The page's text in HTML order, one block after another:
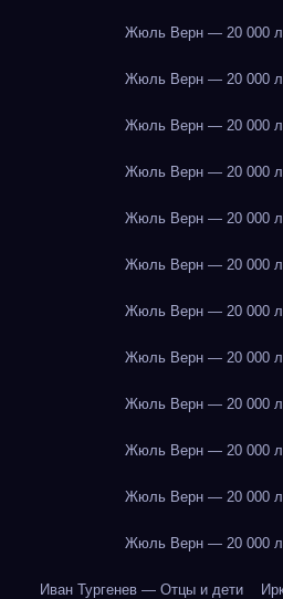
Жюль Верн — 20 000
Жюль Верн — 20 000
Жюль Верн — 20 000
Жюль Верн — 20 000
Жюль Верн — 20 000
Жюль Верн — 20 000
Жюль Верн — 20 000
Жюль Верн — 20 000
Жюль Верн — 20 000
Жюль Верн — 20 000
Жюль Верн — 20 000
Жюль Верн — 20 000
Иван Тургенев — Отцы и дети